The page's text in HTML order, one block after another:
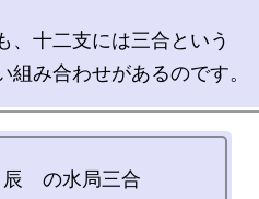
、十二支には三合という
　の水局三合